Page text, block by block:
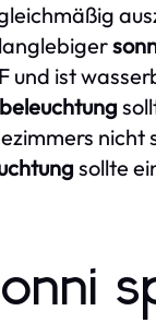
ist
sollte